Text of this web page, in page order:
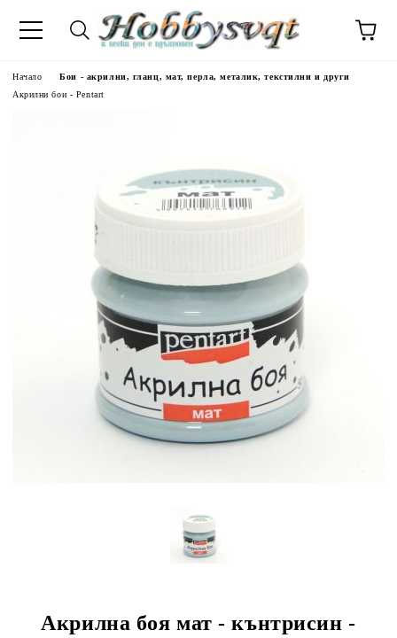
Начало
Бои - акрилни, гланц, мат, перла, металик, текстилни и други
Акрилни бои - Pentart
Акрилна боя мат - кънтрисин -